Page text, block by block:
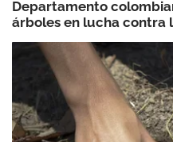
Departamento
árboles en lucha contra